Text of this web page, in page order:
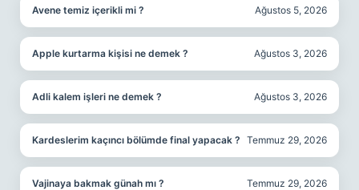
Avene temiz içerikli mi ? Ağustos 5, 2026
Apple kurtarma kişisi ne demek ? Ağustos 3, 2026
Adli kalem işleri ne demek ? Ağustos 3, 2026
Kardeslerim kaçıncı bölümde final yapacak ? Temmuz 29, 2026
Vajinaya bakmak günah mı ? Temmuz 29, 2026